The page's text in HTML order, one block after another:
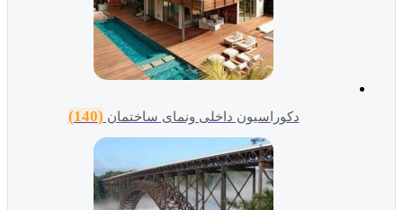
دکوراسیون داخلی ونمای ساختمان (140)